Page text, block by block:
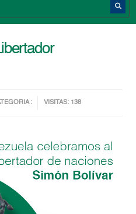
: VISITAS: 138